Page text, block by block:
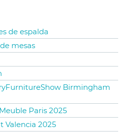
de espalda
mesas
Birmingham
Paris 2025
Valencia 2025